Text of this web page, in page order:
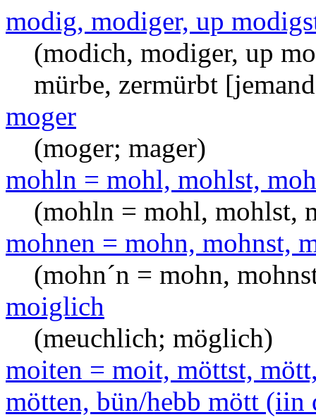
modig, modiger, up
(modich, modiger, up
mürbe, zermürbt
moger
(moger; mager)
mohln = mohl, mohlst,
(mohln = mohl, mohlst,
mohnen = mohn, mohnst,
(mohn´n = mohn,
moiglich
(meuchlich; möglich)
moiten = moit, möttst,
mötten, bün/hebb mött (iin